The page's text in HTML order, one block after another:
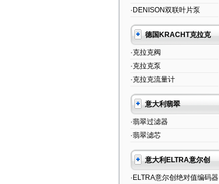
·DENISON双联叶片泵
德国KRACHT克拉克
·克拉克阀
·克拉克泵
·克拉克流量计
意大利翡翠
·翡翠过滤器
·翡翠滤芯
意大利ELTRA意尔创
·ELTRA意尔创绝对值编码器